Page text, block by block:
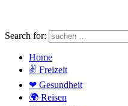
Search for:
Home
✌ Freizeit
❤ Gesundheit
🌍 Reisen